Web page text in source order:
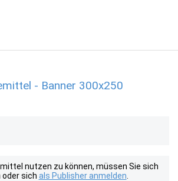
- Banner 300x250
nutzen zu können, müssen Sie sich
oder sich als Publisher anmelden